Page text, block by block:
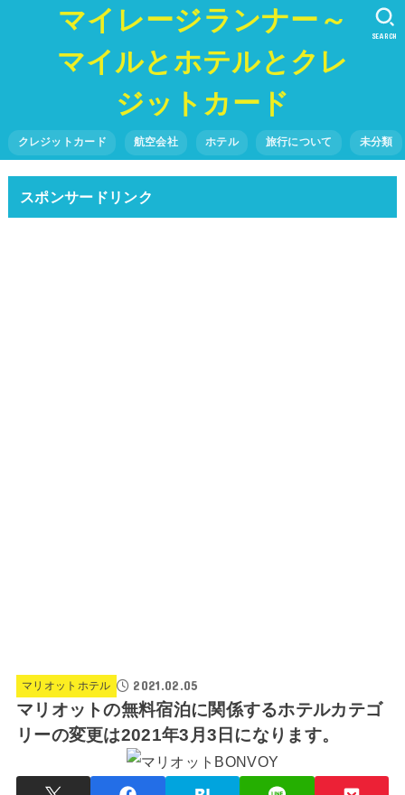
マイレージランナー～
マイルとホテルとクレ
ジットカード
クレジットカード 航空会社 ホテル 旅行について 未分類
SEARCH
スポンサードリンク
マリオットホテル 2021.02.05
マリオットの無料宿泊に関係するホテルカテゴ
リーの変更は2021年3月3日になります。